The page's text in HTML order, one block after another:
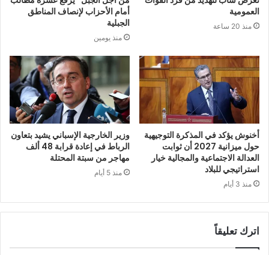
العمومية
منذ 20 ساعة
أمام الأحزاب لإنصاف المناطق
الجبلية
منذ يومين
أخنوش يؤكد في المذكرة التوجيهية
حول ميزانية 2027 أن ثوابت
العدالة الاجتماعية والمجالية خيار
استراتيجي للبلاد
منذ 3 أيام
وزير الخارجية الإسباني يشيد بتعاون
الرباط في إعادة قرابة 48 ألف
مهاجر من سبتة المحتلة
منذ 5 أيام
اترك تعليقاً